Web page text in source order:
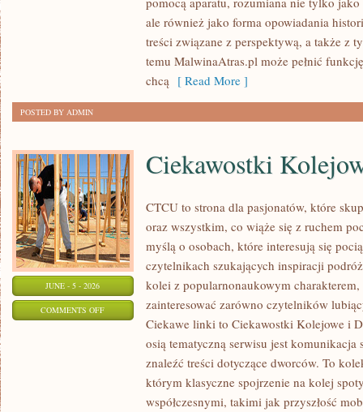
FOTOGRAFIIale również jako forma opowiadania
treści związane z perspektywą, a także z
temu MalwinaAtras.pl może pełnić
chcą [ Read More ]
POSTED BY ADMIN
JUNE - 5 - 2026
COMMENTS OFFON
CIEKAWOSTKI
Ciekawostki
CTCU to strona dla pasjonatów, które
oraz wszystkim, co wiąże się z ruchem
myślą o osobach, które interesują się
czytelnikach szukających inspiracji
kolei z popularnonaukowym
zainteresować zarówno czytelników
Ciekawe linki to Ciekawostki Kolejowe i
osią tematyczną serwisu jest komunikacja
znaleźć treści dotyczące dworców. To
którym klasyczne spojrzenie na kolej
współczesnymi, takimi jak przyszłość